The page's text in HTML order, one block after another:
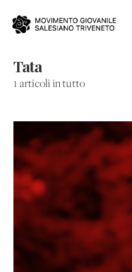
Tata
1 articoli in tutto